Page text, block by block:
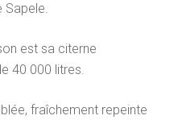
Sapele.
est sa citerne
40 000 litres.
fraîchement repeinte